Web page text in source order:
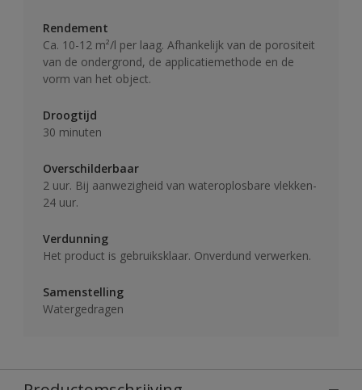
Rendement
Ca. 10-12 m²/l per laag. Afhankelijk van de porositeit
van de ondergrond, de applicatiemethode en de
vorm van het object.
Droogtijd
30 minuten
Overschilderbaar
2 uur. Bij aanwezigheid van wateroplosbare vlekken-
24 uur.
Verdunning
Het product is gebruiksklaar. Onverdund verwerken.
Samenstelling
Watergedragen